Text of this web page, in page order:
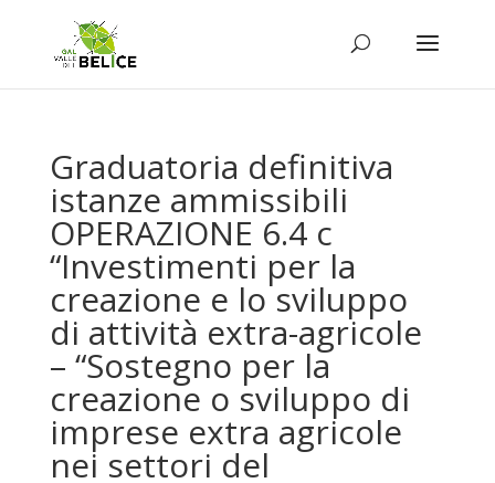
Graduatoria definitiva
istanze ammissibili
OPERAZIONE 6.4 c
“Investimenti per la
creazione e lo sviluppo
di attività extra-agricole
– “Sostegno per la
creazione o sviluppo di
imprese extra agricole
nei settori del